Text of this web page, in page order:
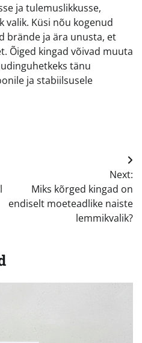
ja tulemuslikkusse,
Küsi nõu kogenud
brände ja ära unusta, et
Õiged kingad võivad muuta
tänu
ja stabiilsusele
Next:
Miks kõrged kingad on
endiselt moeteadlike naiste
lemmikvalik?